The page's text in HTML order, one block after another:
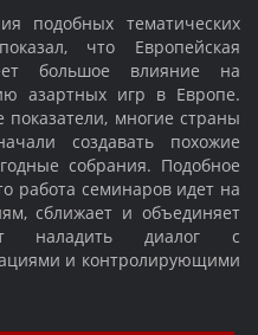
подобных тематических
что Европейская
большое влияние на
азартных игр в Европе.
многие страны
создавать похожие
собрания. Подобное
работа семинаров идет на
сближает и объединяет
наладить диалог с
и контролирующими